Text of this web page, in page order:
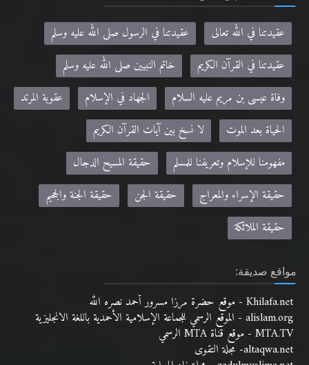
عقيدتنا في الله تعالى
عقيدتنا في الرسول صلى الله عليه وسلم
عقيدتنا في القرآن الكريم
خاتم النبيين صلى الله عليه وسلم
وفاة عيسى بن مريم عليه السلام
الجهاد في الإسلام
عقوبة المرتد
الحياة بعد الموت
لا نسخ بين آيات القرآن الكريم
مفهومنا للإسلام وتعريفنا للمسلم
حقيقة المسيح الدجال
حقيقة الإسراء والمعراج
حقيقة الجن
حقيقة الجنة والجحيم
حقيقة الملائكة
مواقع صديقة:
Khilafa.net - موقع حضرة مرزا مسرور أحمد نصره الله
alislam.org - الموقع الرسمي للجماعة الإسلامية الأحمدية باللغة الانجليزية
MTA.TV - موقع قناة MTA الرسمي
altaqwa.net- مجلة التقوى